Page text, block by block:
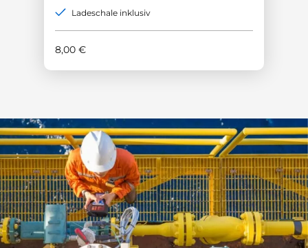
8,00 €
Ladeschale inklusiv